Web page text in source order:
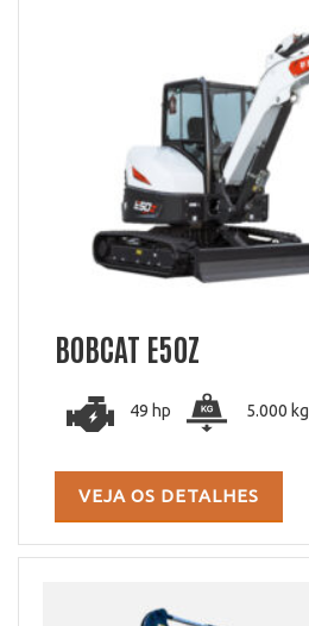
BOBCAT E50Z
49 hp 5.000 kg
VEJA OS DETALHES